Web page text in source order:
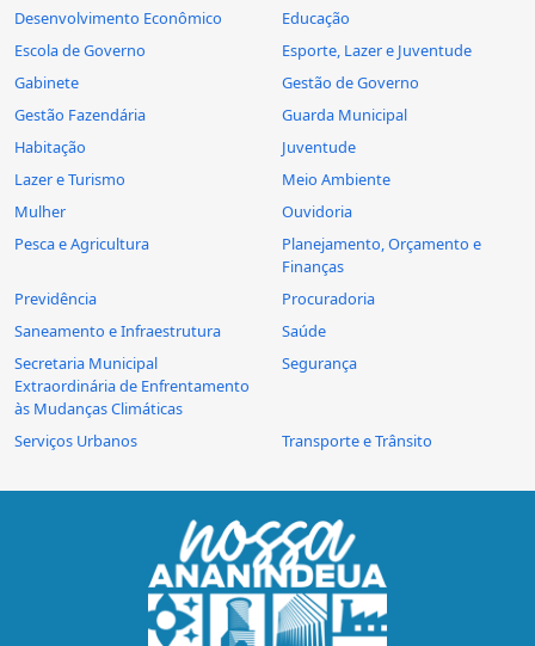
Desenvolvimento Econômico
Educação
Escola de Governo
Esporte, Lazer e Juventude
Gabinete
Gestão de Governo
Gestão Fazendária
Guarda Municipal
Habitação
Juventude
Lazer e Turismo
Meio Ambiente
Mulher
Ouvidoria
Pesca e Agricultura
Planejamento, Orçamento e
Finanças
Previdência
Procuradoria
Saneamento e Infraestrutura
Saúde
Secretaria Municipal
Extraordinária de Enfrentamento
às Mudanças Climáticas
Segurança
Serviços Urbanos Transporte e Trânsito